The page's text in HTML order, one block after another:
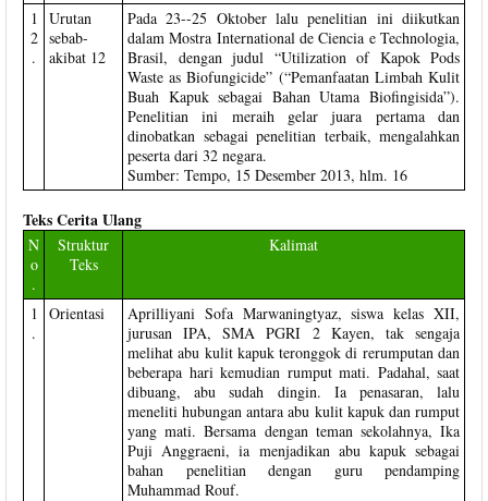
1
2
.
Urutan
sebab-
akibat 12
Pada 23--25 Oktober lalu penelitian ini diikutkan
dalam Mostra International de Ciencia e Technologia,
Brasil, dengan judul “Utilization of Kapok Pods
Waste as Biofungicide” (“Pemanfaatan Limbah Kulit
Buah Kapuk sebagai Bahan Utama Biofingisida”).
Penelitian ini meraih gelar juara pertama dan
dinobatkan sebagai penelitian terbaik, mengalahkan
peserta dari 32 negara.
Sumber: Tempo, 15 Desember 2013, hlm. 16
Teks Cerita Ulang
N
o
.
Struktur
Teks
Kalimat
1
.
Orientasi
Aprilliyani Sofa Marwaningtyaz, siswa kelas XII,
jurusan IPA, SMA PGRI 2 Kayen, tak sengaja
melihat abu kulit kapuk teronggok di rerumputan dan
beberapa hari kemudian rumput mati. Padahal, saat
dibuang, abu sudah dingin. Ia penasaran, lalu
meneliti hubungan antara abu kulit kapuk dan rumput
yang mati. Bersama dengan teman sekolahnya, Ika
Puji Anggraeni, ia menjadikan abu kapuk sebagai
bahan penelitian dengan guru pendamping
Muhammad Rouf.